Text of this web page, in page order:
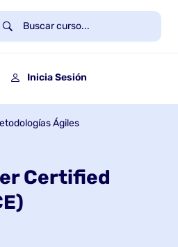
Inicia Sesión
Ágiles
Certified